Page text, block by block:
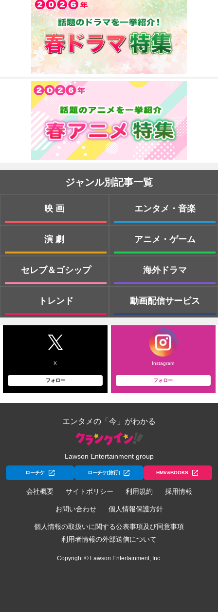
ジャンル別記事一覧
映画
演劇
セレブ＆ゴシップ
トレンド
エンタメ・音楽
アニメ・ゲーム
海外ドラマ
動画配信サービス
X
フォロー
Instagram
フォロー
エンタメの「今」がわかる
Lawson Entertainment group
ローチケ ローチケ[旅行] HMV&BOOKS
会社概要 サイトポリシー 利用規約 採用情報
お問い合わせ 個人情報保護方針
個人情報の取扱いに関する公表事項及び同意事項
利用者情報の外部送信について
Copyright © Lawson Entertainment, Inc.